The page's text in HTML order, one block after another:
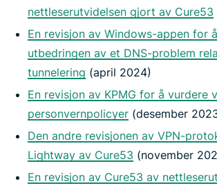
nettleserutvidelsen gjort av Cure53
En revisjon av Windows-appen for
utbedringen av et DNS-problem
tunnelering (april 2024)
En revisjon av KPMG for å vurdere
personvernpolicyer (desember
Den andre revisjonen av VPN-
Lightway av Cure53 (november
En revisjon av Cure53 av